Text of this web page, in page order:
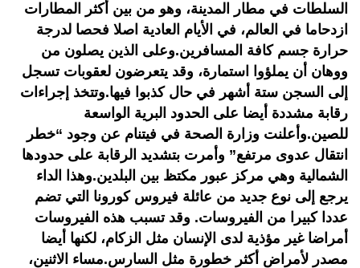
السلطات في مطار المدينة، وهو من بين أكثر المطارات
ازدحاما في العالم، في الأيام العادية اصلا فحصا لدرجة
حرارة جسم كافة المسافرين.وعلى الذين يصلون من
ووهان أن يملؤوا استمارة، وقد يتعرضون لعقوبات تسجل
إلى السجن ستة أشهر في حال كذبوا فيها.وتتخذ إجراءات
رقابة مشددة أيضا على الحدود البرية الواسعة
للصين.وأعلنت وزارة الصحة في فيتنام عن وجود “خطر
انتقال عدوى مرتفع” وأمرت بتشديد الرقابة على حدودها
الشمالية وهي مركز عبور مكتظ بين البلدين.وهذا الداء
يرجع إلى نوع جديد من عائلة فيروس كورونا التي تضم
عددا كبيرا من الفيروسات. وقد تسبب هذه الفيروسات
أمراضا غير مؤذية لدى الإنسان مثل الزكام، لكنها أيضا
مصدر لأمراض أكثر خطورة مثل السارس.مساء الاثنين،